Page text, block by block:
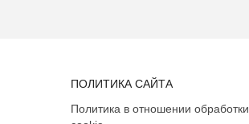
ПОЛИТИКА САЙТА
Политика в отношении обработки